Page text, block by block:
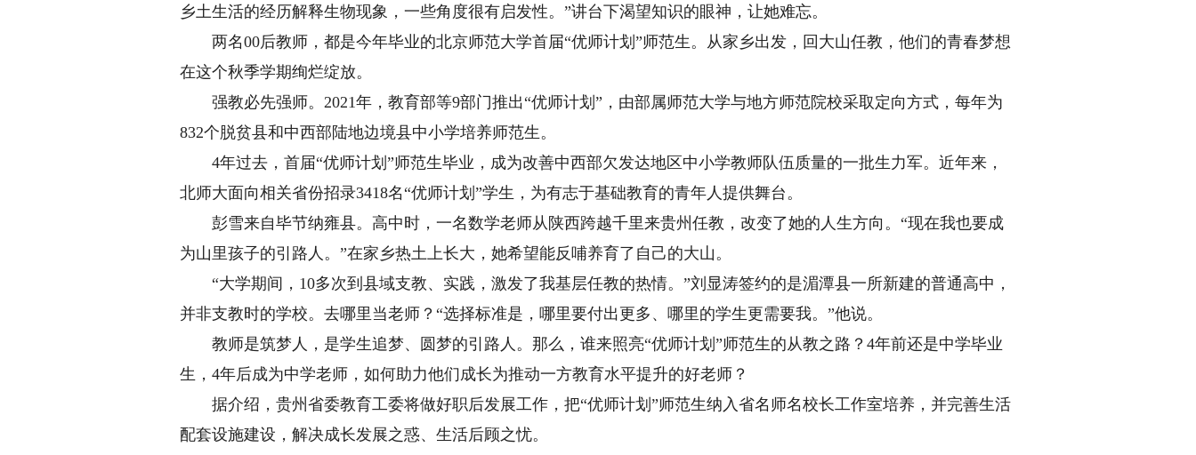
乡土生活的经历解释生物现象，一些角度很有启发性。”讲台下渴望知识的眼神，让她难忘。
两名00后教师，都是今年毕业的北京师范大学首届“优师计划”师范生。从家乡出发，回大山任教，他们的青春梦想
在这个秋季学期绚烂绽放。
强教必先强师。2021年，教育部等9部门推出“优师计划”，由部属师范大学与地方师范院校采取定向方式，每年为
832个脱贫县和中西部陆地边境县中小学培养师范生。
4年过去，首届“优师计划”师范生毕业，成为改善中西部欠发达地区中小学教师队伍质量的一批生力军。近年来，
北师大面向相关省份招录3418名“优师计划”学生，为有志于基础教育的青年人提供舞台。
彭雪来自毕节纳雍县。高中时，一名数学老师从陕西跨越千里来贵州任教，改变了她的人生方向。“现在我也要成
为山里孩子的引路人。”在家乡热土上长大，她希望能反哺养育了自己的大山。
“大学期间，10多次到县域支教、实践，激发了我基层任教的热情。”刘显涛签约的是湄潭县一所新建的普通高中，
并非支教时的学校。去哪里当老师？“选择标准是，哪里要付出更多、哪里的学生更需要我。”他说。
教师是筑梦人，是学生追梦、圆梦的引路人。那么，谁来照亮“优师计划”师范生的从教之路？4年前还是中学毕业
生，4年后成为中学老师，如何助力他们成长为推动一方教育水平提升的好老师？
据介绍，贵州省委教育工委将做好职后发展工作，把“优师计划”师范生纳入省名师名校长工作室培养，并完善生活
配套设施建设，解决成长发展之惑、生活后顾之忧。